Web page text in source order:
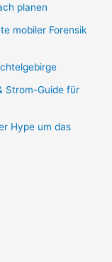
planen
mobiler Forensik
Strom-Guide für
Hype um das